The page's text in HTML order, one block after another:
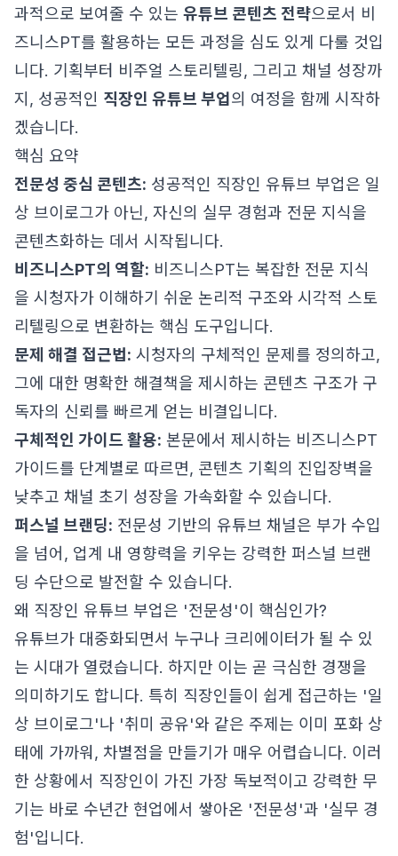
과적으로 보여줄 수 있는 유튜브 콘텐츠 전략으로서 비
즈니스PT를 활용하는 모든 과정을 심도 있게 다룰 것입
니다. 기획부터 비주얼 스토리텔링, 그리고 채널 성장까
지, 성공적인 직장인 유튜브 부업 의 여정을 함께 시작하
겠습니다.
핵심 요약
전문성 중심 콘텐츠: 성공적인 직장인 유튜브 부업은 일
상 브이로그가 아닌, 자신의 실무 경험과 전문 지식을
콘텐츠화하는 데서 시작됩니다.
비즈니스PT의 역할: 비즈니스PT는 복잡한 전문 지식
을 시청자가 이해하기 쉬운 논리적 구조와 시각적 스토
리텔링으로 변환하는 핵심 도구입니다.
문제 해결 접근법: 시청자의 구체적인 문제를 정의하고,
그에 대한 명확한 해결책을 제시하는 콘텐츠 구조가 구
독자의 신뢰를 빠르게 얻는 비결입니다.
구체적인 가이드 활용: 본문에서 제시하는 비즈니스PT
가이드를 단계별로 따르면, 콘텐츠 기획의 진입장벽을
낮추고 채널 초기 성장을 가속화할 수 있습니다.
퍼스널 브랜딩: 전문성 기반의 유튜브 채널은 부가 수입
을 넘어, 업계 내 영향력을 키우는 강력한 퍼스널 브랜
딩 수단으로 발전할 수 있습니다.
왜 직장인 유튜브 부업은 '전문성'이 핵심인가?
유튜브가 대중화되면서 누구나 크리에이터가 될 수 있
는 시대가 열렸습니다. 하지만 이는 곧 극심한 경쟁을
의미하기도 합니다. 특히 직장인들이 쉽게 접근하는 '일
상 브이로그'나 '취미 공유'와 같은 주제는 이미 포화 상
태에 가까워, 차별점을 만들기가 매우 어렵습니다. 이러
한 상황에서 직장인이 가진 가장 독보적이고 강력한 무
기는 바로 수년간 현업에서 쌓아온 '전문성'과 '실무 경
험'입니다.